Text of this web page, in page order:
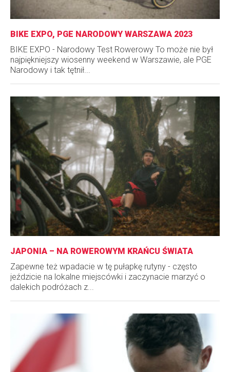
BIKE EXPO, PGE NARODOWY WARSZAWA 2023
BIKE EXPO - Narodowy Test Rowerowy To może nie był
najpiękniejszy wiosenny weekend w Warszawie, ale PGE
Narodowy i tak tętnił...
JAPONIA – NA ROWEROWYM KRAŃCU ŚWIATA
Zapewne też wpadacie w tę pułapkę rutyny - często
jeździcie na lokalne miejscówki i zaczynacie marzyć o
dalekich podróżach z...